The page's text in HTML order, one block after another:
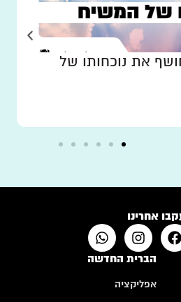
את נוכחותו של
אחרינו
הברית החדשה
אפליקציה